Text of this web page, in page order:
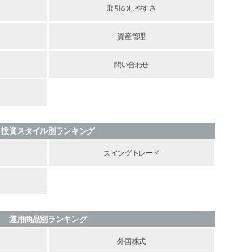
取引のしやすさ
資産管理
問い合わせ
投資スタイル別ランキング
スイングトレード
運用商品別ランキング
外国株式